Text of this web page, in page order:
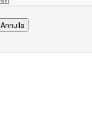
Annulla